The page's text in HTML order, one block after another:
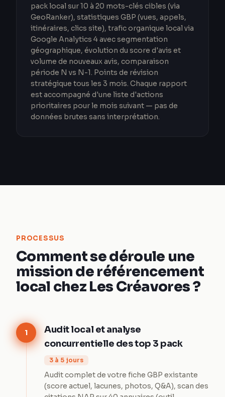
pack local sur 10 à 20 mots-clés cibles (via
GeoRanker), statistiques GBP (vues, appels,
itinéraires, clics site), trafic organique local via
Google Analytics 4 avec segmentation
géographique, évolution du score d'avis et
volume de nouveaux avis, comparaison
période N vs N-1. Points de révision
stratégique tous les 3 mois. Chaque rapport
est accompagné d'une liste d'actions
prioritaires pour le mois suivant — pas de
données brutes sans interprétation.
PROCESSUS
Comment se déroule une
mission de référencement
local chez Les Créavores ?
1
Audit local et analyse
concurrentielle des top 3 pack
3 à 5 jours
Audit complet de votre fiche GBP existante
(score actuel, lacunes, photos, Q&A), scan des